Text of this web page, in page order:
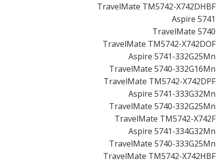
TravelMate TM5742-X742DHBF
Aspire 5741
TravelMate 5740
TravelMate TM5742-X742DOF
Aspire 5741-332G25Mn
TravelMate 5740-332G16Mn
TravelMate TM5742-X742DPF
Aspire 5741-333G32Mn
TravelMate 5740-332G25Mn
TravelMate TM5742-X742F
Aspire 5741-334G32Mn
TravelMate 5740-333G25Mn
TravelMate TM5742-X742HBF